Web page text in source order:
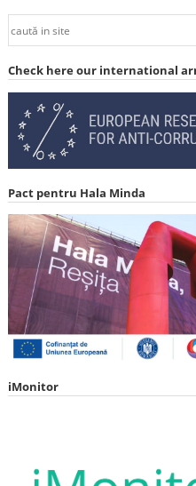
Check here our international
Pact pentru Hala Minda
iMonitor